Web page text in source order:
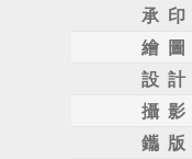
承 印
繪 圖
設 計
攝 影
鑴 版